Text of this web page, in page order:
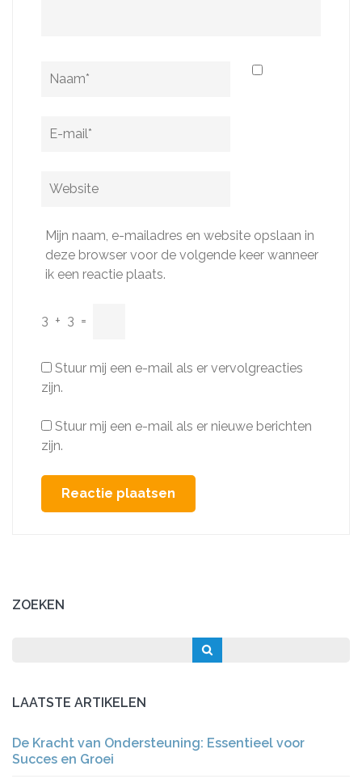
Naam
E-
Website
Mijn naam, e-mailadres en website opslaan in
deze browser voor de volgende keer wanneer
ik een reactie plaats.
3 + 3 =
Stuur mij een e-mail als er vervolgreacties
zijn.
Stuur mij een e-mail als er nieuwe berichten
zijn.
ZOEKEN
LAATSTE ARTIKELEN
De Kracht van Ondersteuning: Essentieel voor
Succes en Groei